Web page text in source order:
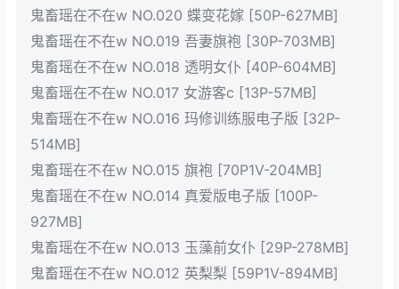
鬼畜瑶在不在w NO.020 蝶变花嫁 [50P-627MB]
鬼畜瑶在不在w NO.019 吾妻旗袍 [30P-703MB]
鬼畜瑶在不在w NO.018 透明女仆 [40P-604MB]
鬼畜瑶在不在w NO.017 女游客c [13P-57MB]
鬼畜瑶在不在w NO.016 玛修训练服电子版 [32P-
514MB]
鬼畜瑶在不在w NO.015 旗袍 [70P1V-204MB]
鬼畜瑶在不在w NO.014 真爱版电子版 [100P-
927MB]
鬼畜瑶在不在w NO.013 玉藻前女仆 [29P-278MB]
鬼畜瑶在不在w NO.012 英梨梨 [59P1V-894MB]